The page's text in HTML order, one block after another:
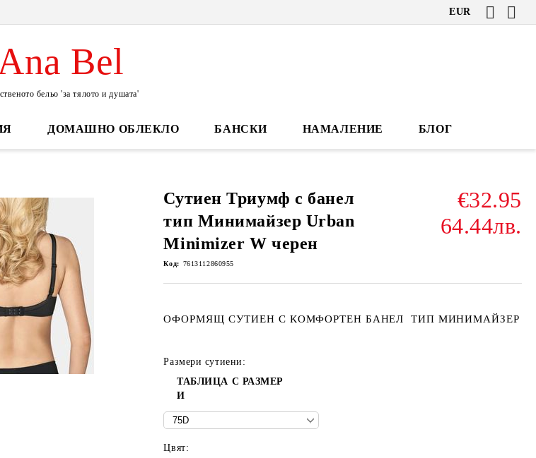
EUR
Bel
бельо 'за тялото и душата'
ДОМАШНО ОБЛЕКЛО БАНСКИ НАМАЛЕНИЕ БЛОГ
Сутиен Триумф с банел
тип Минимайзер Urban
Minimizer W черен
€32.95
64.44лв.
Код: 7613112860955
ОФОРМЯЩ СУТИЕН С КОМФОРТЕН БАНЕЛ ТИП МИНИМАЙЗЕР
Размери сутиени:
ТАБЛИЦА С РАЗМЕР
И
Цвят: